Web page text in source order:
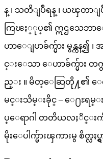
န္ ၊ သတိျပဳရန္ ၊ ယၾတာျ
ကြၽႏ္ုပ္၏ ဣဌသေဘာ
ဟာေျပာခ်က္မ်ား မွန္ကန္၍
င္းေသာ ေဟာခ်က္မ်ား တက္
ည္း ။ မိတ္ေဆြတို႔၏ ေက
မင္းသိမ္းခိုင္ – ေ႐ႊရမ္
ပ္ေရာဂါ တတိယလႈိင္းကို
မိုးေပါက္မ်ားၾကားမွ စိတ္လႈပ္ရွ